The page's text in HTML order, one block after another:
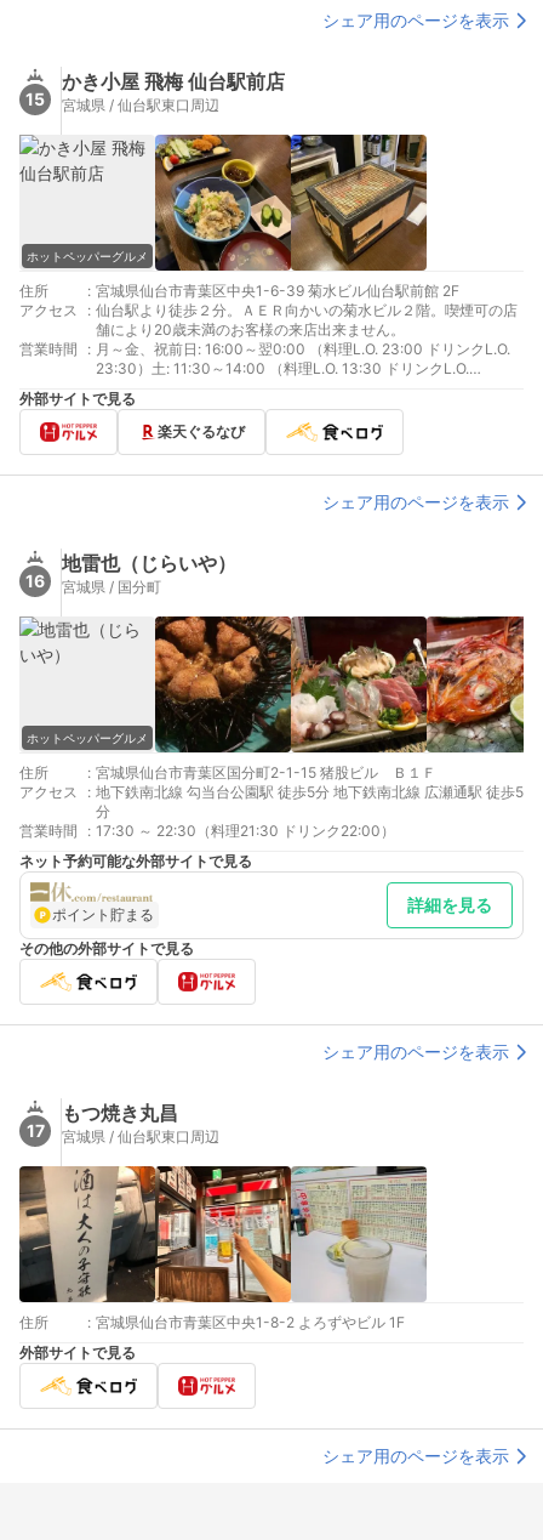
シェア用のページを表示
15
かき小屋 飛梅 仙台駅前店
宮城県 / 仙台駅東口周辺
ホットペッパーグルメ
住所 : 宮城県仙台市青葉区中央1-6-39 菊水ビル仙台駅前館 2F
アクセス
: 仙台駅より徒歩２分。ＡＥＲ向かいの菊水ビル２階。喫煙可の店
舗により20歳未満のお客様の来店出来ません。
営業時間
: 月～金、祝前日: 16:00～翌0:00 （料理L.O. 23:00 ドリンクL.O.
23:30）土: 11:30～14:00 （料理L.O. 13:30 ドリンクL.O.
13:30）16:00～翌0:00 （料理L.O. 23:00 ドリンクL.O. 23:30）
日、祝日: 11:30～14:00 （料理L.O. 13:30 ドリンクL.O. 13:30）
16:00～23:00 （料理L.O. 22:00 ドリンクL.O. 22:30）
外部サイトで見る
楽天ぐるなび
シェア用のページを表示
16
地雷也（じらいや）
宮城県 / 国分町
ホットペッパーグルメ
住所 : 宮城県仙台市青葉区国分町2-1-15 猪股ビル Ｂ１Ｆ
アクセス
: 地下鉄南北線 勾当台公園駅 徒歩5分 地下鉄南北線 広瀬通駅 徒歩5
分
営業時間
: 17:30 ～ 22:30（料理21:30 ドリンク22:00）
ネット予約可能な外部サイトで見る
ポイント貯まる 詳細を見る
その他の外部サイトで見る
シェア用のページを表示
17
もつ焼き丸昌
宮城県 / 仙台駅東口周辺
住所 : 宮城県仙台市青葉区中央1-8-2 よろずやビル 1F
外部サイトで見る
シェア用のページを表示